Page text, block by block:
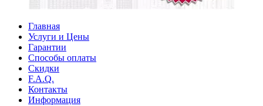
Главная
Услуги и Цены
Гарантии
Способы оплаты
Скидки
F.A.Q.
Контакты
Информация